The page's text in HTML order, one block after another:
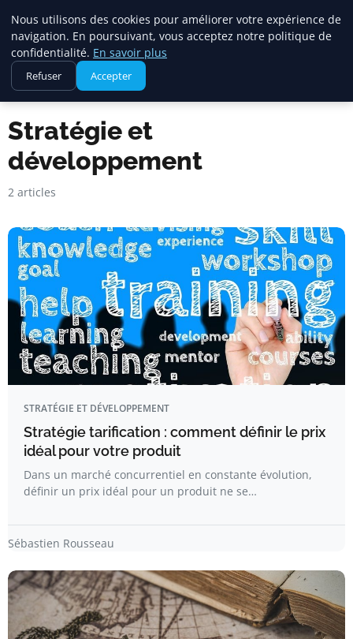
Maadi Gazette
Accueil Stratégie et développement
Stratégie et
développement
2 articles
STRATÉGIE ET DÉVELOPPEMENT
Stratégie tarification : comment définir le prix
idéal pour votre produit
Dans un marché concurrentiel en constante évolution,
définir un prix idéal pour un produit ne se…
Sébastien Rousseau
Nous utilisons des cookies pour améliorer votre expérience de
navigation. En poursuivant, vous acceptez notre politique de
confidentialité. En savoir plus
Refuser Accepter